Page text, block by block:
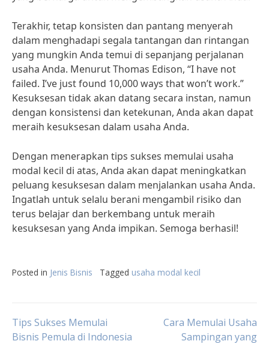
Terakhir, tetap konsisten dan pantang menyerah
dalam menghadapi segala tantangan dan rintangan
yang mungkin Anda temui di sepanjang perjalanan
usaha Anda. Menurut Thomas Edison, “I have not
failed. I’ve just found 10,000 ways that won’t work.”
Kesuksesan tidak akan datang secara instan, namun
dengan konsistensi dan ketekunan, Anda akan dapat
meraih kesuksesan dalam usaha Anda.
Dengan menerapkan tips sukses memulai usaha
modal kecil di atas, Anda akan dapat meningkatkan
peluang kesuksesan dalam menjalankan usaha Anda.
Ingatlah untuk selalu berani mengambil risiko dan
terus belajar dan berkembang untuk meraih
kesuksesan yang Anda impikan. Semoga berhasil!
Posted in Jenis Bisnis Tagged usaha modal kecil
Post
Tips Sukses Memulai
Bisnis Pemula di Indonesia
Cara Memulai Usaha
Sampingan yang